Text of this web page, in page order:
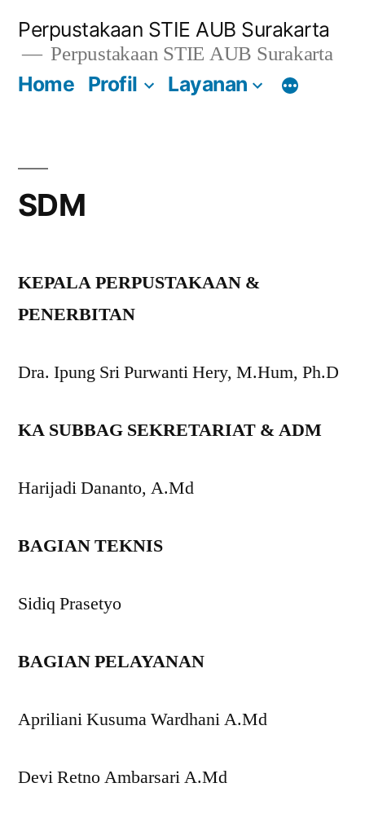
konten
Perpustakaan STIE AUB Surakarta
Perpustakaan STIE AUB Surakarta
Home Profil Layanan
SDM
KEPALA PERPUSTAKAAN &
PENERBITAN
Dra. Ipung Sri Purwanti Hery, M.Hum, Ph.D
KA SUBBAG SEKRETARIAT & ADM
Harijadi Dananto, A.Md
BAGIAN TEKNIS
Sidiq Prasetyo
BAGIAN PELAYANAN
Apriliani Kusuma Wardhani A.Md
Devi Retno Ambarsari A.Md